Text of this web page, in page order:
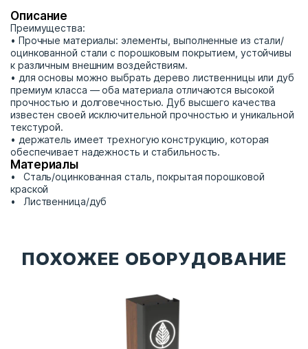
Описание
Преимущества:
• Прочные материалы: элементы, выполненные из стали/
оцинкованной стали с порошковым покрытием, устойчивы
к различным внешним воздействиям.
• для основы можно выбрать дерево лиственницы или дуб
премиум класса — оба материала отличаются высокой
прочностью и долговечностью. Дуб высшего качества
известен своей исключительной прочностью и уникальной
текстурой.
• держатель имеет трехногую конструкцию, которая
обеспечивает надежность и стабильность.
Материалы
Сталь/оцинкованная сталь, покрытая порошковой
краской
Лиственница/дуб
ПОХОЖЕЕ ОБОРУДОВАНИЕ